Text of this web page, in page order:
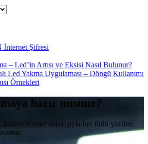
Şifresi
– Led’in Artısı ve Eksisi Nasıl Bulunur?
Led Yakma Uygulaması – Döngü Kullanımı
Örnekleri
hazır mısınız?
hizmet anlayışıyla her türlü yazılım